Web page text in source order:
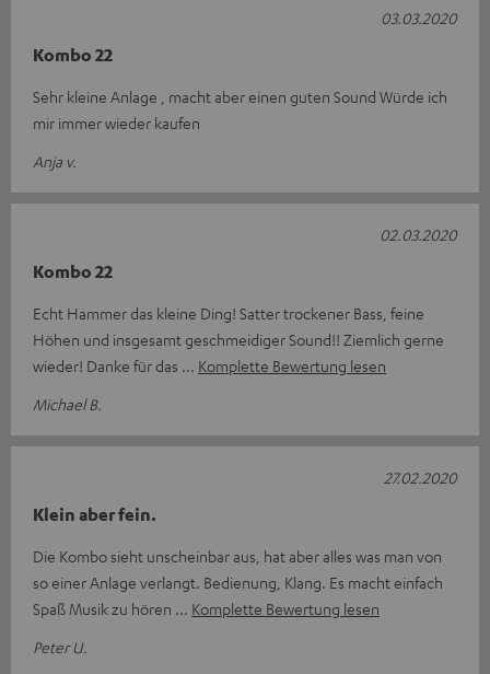
Kombo 22
Sehr kleine Anlage , macht aber einen guten Sound Würde ich
mir immer wieder kaufen
Anja v.
03.03.2020
Kombo 22
Echt Hammer das kleine Ding! Satter trockener Bass, feine
Höhen und insgesamt geschmeidiger Sound!! Ziemlich gerne
wieder! Danke für das
Komplette Bewertung lesen
Michael B.
02.03.2020
Klein aber fein.
Die Kombo sieht unscheinbar aus, hat aber alles was man von
so einer Anlage verlangt. Bedienung, Klang. Es macht einfach
Spaß Musik zu hören
Komplette Bewertung lesen
Peter U.
27.02.2020